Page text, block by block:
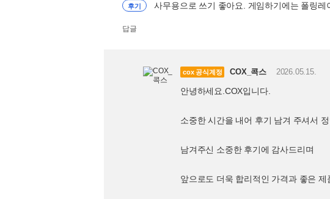
후기 사무용으로 쓰기 좋아요. 게임하기에는 폴링레
답글
cox 공식계정 COX_콕스 2026.05.15.
안녕하세요.COX입니다.
소중한 시간을 내어 후기 남겨 주셔서
남겨주신 소중한 후기에 감사드리며
앞으로도 더욱 합리적인 가격과 좋은